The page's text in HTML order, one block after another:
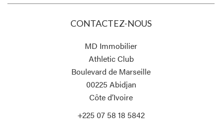
CONTACTEZ-NOUS
MD Immobilier
Athletic Club
Boulevard de Marseille
00225 Abidjan
Côte d’Ivoire
+225 07 58 18 5842